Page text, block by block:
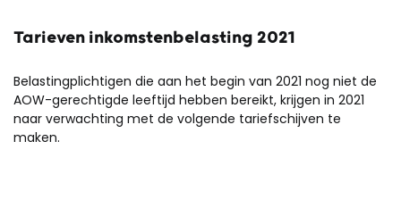
Tarieven inkomstenbelasting 2021
Belastingplichtigen die aan het begin van 2021 nog niet de
AOW-gerechtigde leeftijd hebben bereikt, krijgen in 2021
naar verwachting met de volgende tariefschijven te
maken.